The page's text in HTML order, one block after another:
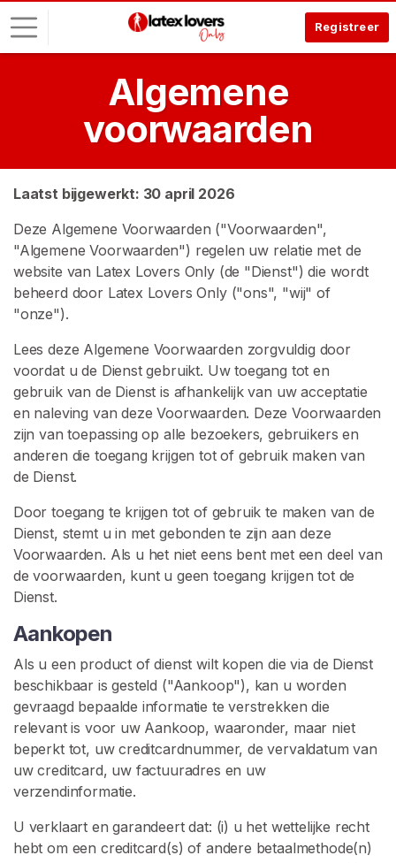
Registreer
Algemene
voorwaarden
Laatst bijgewerkt: 30 april 2026
Deze Algemene Voorwaarden ("Voorwaarden",
"Algemene Voorwaarden") regelen uw relatie met de
website van Latex Lovers Only (de "Dienst") die wordt
beheerd door Latex Lovers Only ("ons", "wij" of
"onze").
Lees deze Algemene Voorwaarden zorgvuldig door
voordat u de Dienst gebruikt. Uw toegang tot en
gebruik van de Dienst is afhankelijk van uw acceptatie
en naleving van deze Voorwaarden. Deze Voorwaarden
zijn van toepassing op alle bezoekers, gebruikers en
anderen die toegang krijgen tot of gebruik maken van
de Dienst.
Door toegang te krijgen tot of gebruik te maken van de
Dienst, stemt u in met gebonden te zijn aan deze
Voorwaarden. Als u het niet eens bent met een deel van
de voorwaarden, kunt u geen toegang krijgen tot de
Dienst.
Aankopen
Als u een product of dienst wilt kopen die via de Dienst
beschikbaar is gesteld ("Aankoop"), kan u worden
gevraagd bepaalde informatie te verstrekken die
relevant is voor uw Aankoop, waaronder, maar niet
beperkt tot, uw creditcardnummer, de vervaldatum van
uw creditcard, uw factuuradres en uw
verzendinformatie.
U verklaart en garandeert dat: (i) u het wettelijke recht
hebt om een creditcard(s) of andere betaalmethode(n)
g
g
n
G
R
A
T
S
R
E
G
I
S
T
R
E
E
N
>
H
o
m
e
V
e
p
e